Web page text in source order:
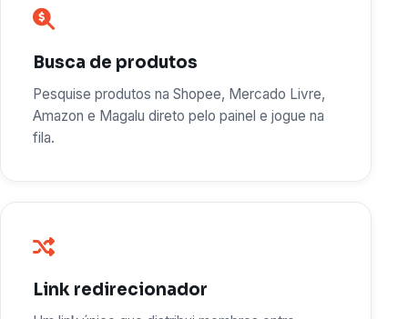
Busca de produtos
Pesquise produtos na Shopee, Mercado Livre,
Amazon e Magalu direto pelo painel e jogue na
fila.
Link redirecionador